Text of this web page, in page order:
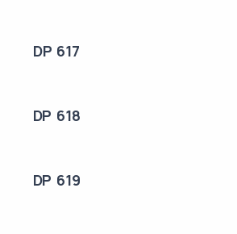
DP 617
DP 618
DP 619